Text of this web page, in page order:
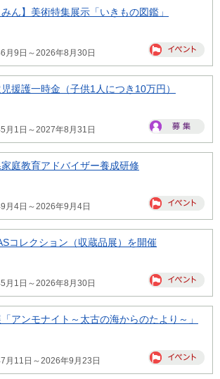
みん】美術特集展示「いきもの図鑑」
月9日～2026年8月30日
援護一時金（子供1人につき10万円）
月1日～2027年8月31日
庭教育アドバイザー養成研修
月4日～2026年9月4日
コレクション（収蔵品展）を開催
月1日～2026年8月30日
アンモナイト～太古の海からのたより～」
月11日～2026年9月23日